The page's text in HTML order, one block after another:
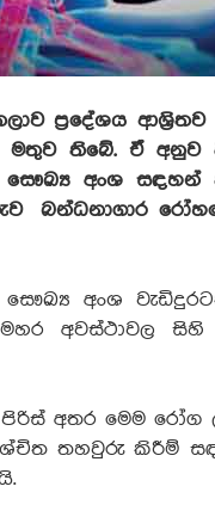
ප්‍රදේශය
මතුව තිබේ. ඒ
අංශ සඳහන්
බන්ධනාගාර
අංශ
අවස්ථාවල
අතර මෙම රෝග
තහවුරු කිරීම්